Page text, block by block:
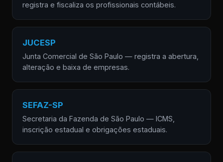
registra e fiscaliza os profissionais contábeis.
JUCESP
Junta Comercial de São Paulo — registra a abertura,
alteração e baixa de empresas.
SEFAZ-SP
Secretaria da Fazenda de São Paulo — ICMS,
inscrição estadual e obrigações estaduais.